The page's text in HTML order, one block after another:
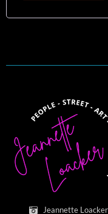
Jeannette Loacker